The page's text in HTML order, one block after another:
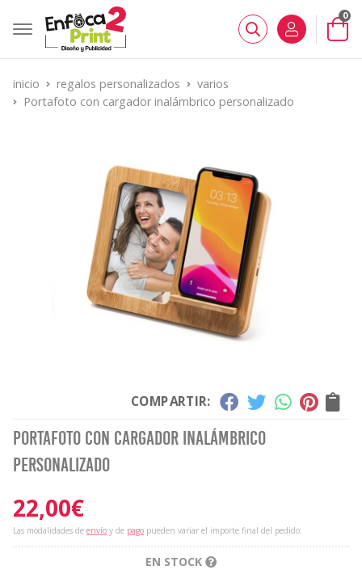
Buscar
0
inicio regalos personalizados
varios
Portafoto con cargador inalámbrico personalizado
COMPARTIR:
Portafoto con cargador inalámbrico
personalizado
22,00€
Las modalidades de envío y de pago pueden variar el importe final del pedido.
EN STOCK